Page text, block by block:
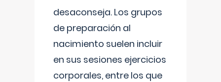
desaconseja. Los grupos
de preparación al
nacimiento suelen incluir
en sus sesiones ejercicios
corporales, entre los que